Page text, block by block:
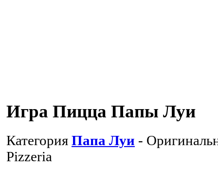
Игра Пицца Папы Луи
Категория Папа Луи -
Pizzeria